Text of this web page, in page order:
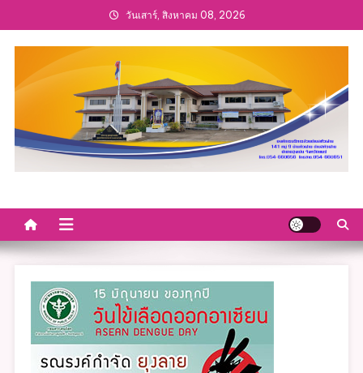
to
content
วันเสาร์, สิงหาคม 08, 2026